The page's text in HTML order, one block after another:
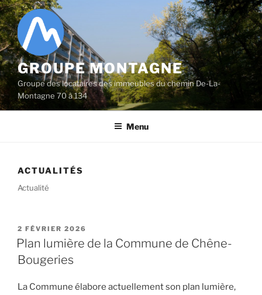
Aller
au
contenu
principal
GROUPE MONTAGNE
Groupe des locataires des immeubles du chemin De-La-
Montagne 70 à 134
Menu
ACTUALITÉS
Actualité
PUBLIÉ
LE
2 FÉVRIER 2026
Plan lumière de la Commune de Chêne-
Bougeries
La Commune élabore actuellement son plan lumière,